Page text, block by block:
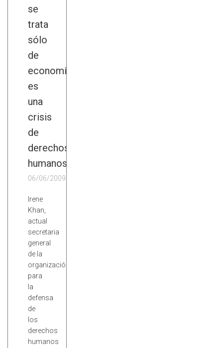
se
trata
sólo
de
economía...
es
una
crisis
de
derechos
humanos
06/06/2009
Irene
Khan,
actual
secretaria
general
de la
organización
para
la
defensa
de
los
derechos
humanos